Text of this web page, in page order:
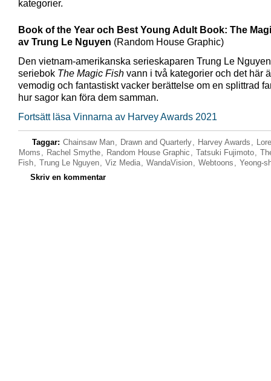
kategorier.
Book of the Year och Best Young Adult Book: The
av Trung Le Nguyen (Random House Graphic)
Den vietnam-amerikanska serieskaparen Trung Le
seriebok The Magic Fish vann i två kategorier och det här
vemodig och fantastiskt vacker berättelse om en splittrad
hur sagor kan föra dem samman.
Fortsätt läsa Vinnarna av Harvey Awards 2021
Taggar: Chainsaw Man, Drawn and Quarterly, Harvey Awards ,
Moms , Rachel Smythe, Random House Graphic , Tatsuki Fujimoto,
Fish, Trung Le Nguyen, Viz Media, WandaVision, Webtoons , Yeong-
Skriv en kommentar